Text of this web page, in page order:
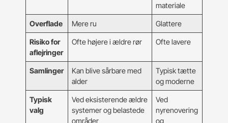
materiale
Overflade Mere ru Glattere
Risiko for
aflejringer
Ofte højere i ældre rør Ofte lavere
Samlinger
Kan blive sårbare med
alder
Typisk tætte
og moderne
Typisk
valg
Ved eksisterende ældre
systemer og belastede
områder
Ved
nyrenovering
og